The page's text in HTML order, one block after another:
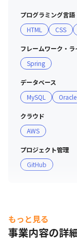
・年功序列要素
じて年収/ポジシ
数活躍しています
・有休に加えリ
厚生が充実して
活躍）、くるみ
すい会社です
・誰もがいきい
キャリアカウン
やテーマでの教育
プログラミング言語
HTML
CSS
フレームワーク・ラ
Spring
データベース
MySQL
Oracle
クラウド
AWS
プロジェクト管理
GitHub
もっと見る
事業内容の詳